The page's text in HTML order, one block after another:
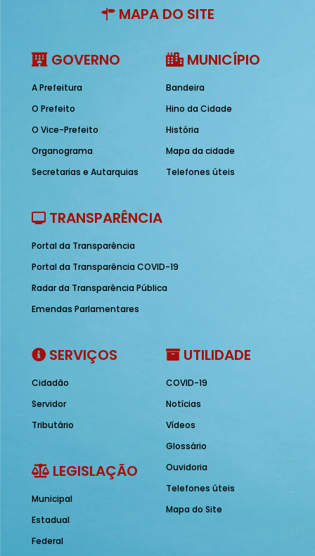
MAPA DO SITE
GOVERNO
A Prefeitura
O Prefeito
O Vice-Prefeito
Organograma
Secretarias e Autarquias
MUNICÍPIO
Bandeira
Hino da Cidade
História
Mapa da cidade
Telefones úteis
TRANSPARÊNCIA
Portal da Transparência
Portal da Transparência COVID-19
Radar da Transparência Pública
Emendas Parlamentares
SERVIÇOS
Cidadão
Servidor
Tributário
LEGISLAÇÃO
Municipal
Estadual
Federal
UTILIDADE
COVID-19
Notícias
Vídeos
Glossário
Ouvidoria
Telefones úteis
Mapa do Site